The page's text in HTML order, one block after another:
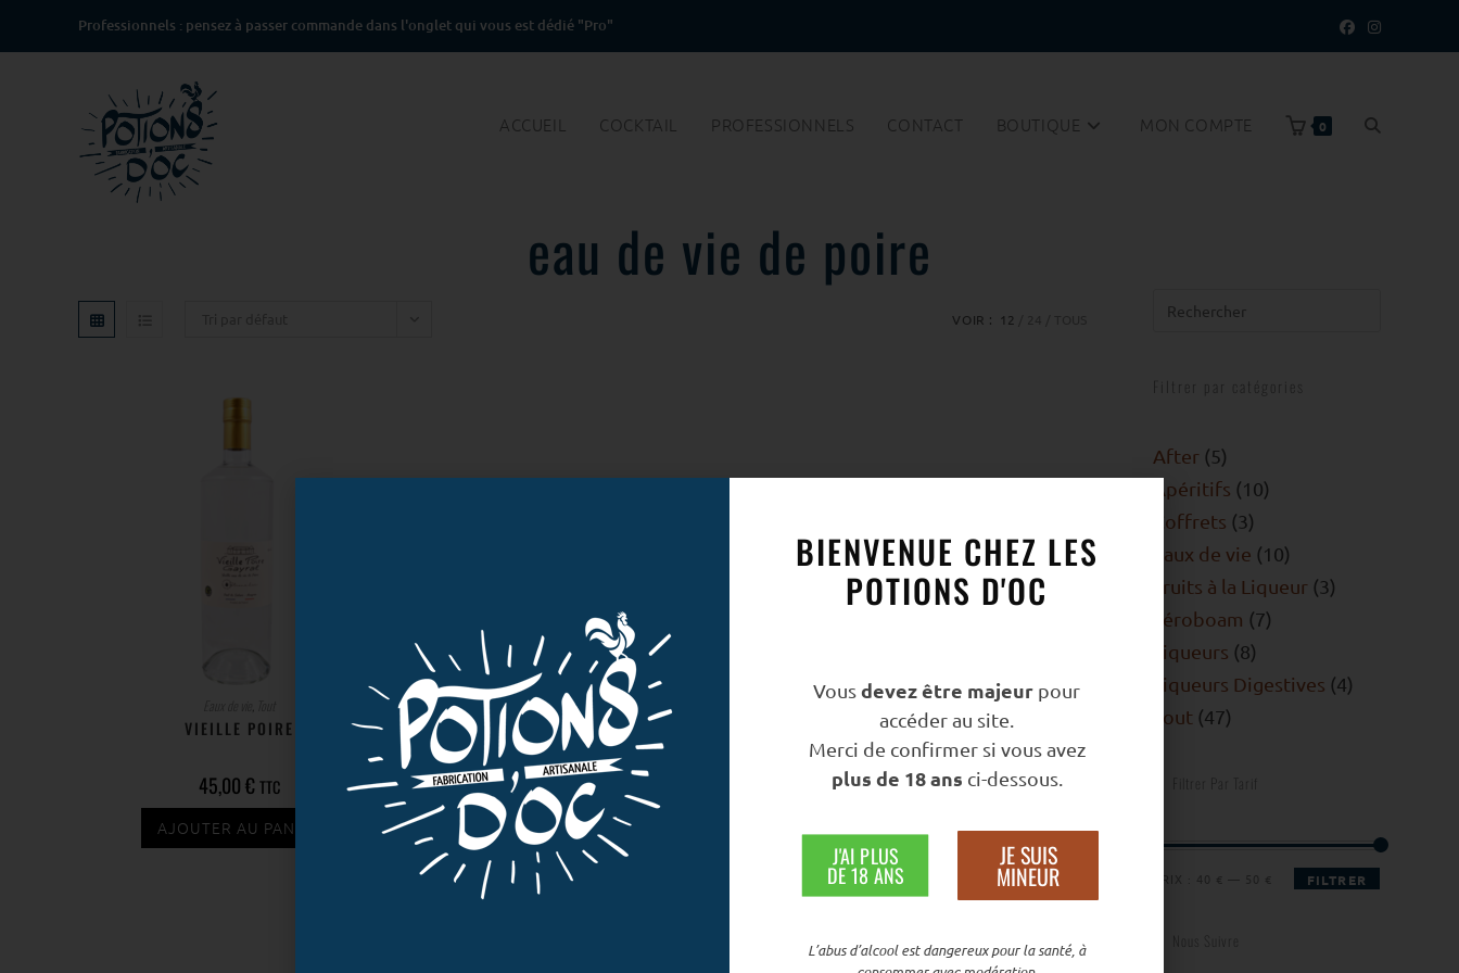
Professionnels : pensez à passer commande dans l'onglet qui vous est dédié "Pro"
ACCUEIL COCKTAIL PROFESSIONNELS CONTACT BOUTIQUE MON COMPTE 0
eau de vie de poire
VOIR : 12
VIEILLE POIRE
45,00€ TTC
AJOUTER AU PANIER
Filtrer par catégories
After 5
Apéritifs
10
Coffrets
3
Eaux de vie
10
Fruits à la Liqueur 3
Jéroboam
7
Liqueurs 8
Liqueurs Digestives 4
Tout 47
Filtrer Par Tarif
FILTRER
40 € — 50 €
Nous Suivre
BIENVENUE CHEZ LES
POTIONS D'OC
Vousdevez être majeur pour
accéder au site.
Merci de confirmer si vous avez
plus de 18 ans ci-dessous.
J'AI PLUS
DE 18 ANS
JE SUIS
MINEUR
L’abus d’alcool est dangereux pour la santé, à